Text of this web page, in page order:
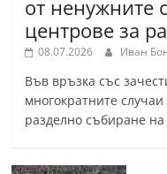
от ненужните
центрове за
08.07.2026 Иван
Във връзка със
многократните
разделно събиране